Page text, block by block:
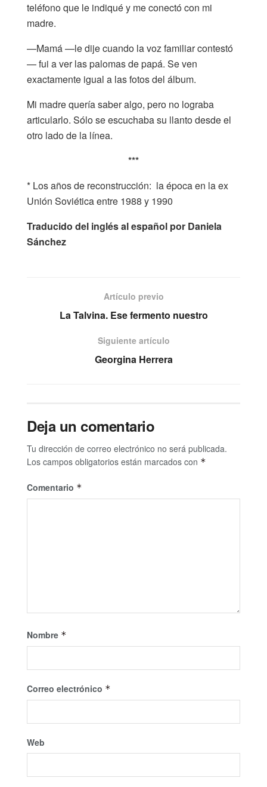
teléfono que le indiqué y me conectó con mi
madre.
—Mamá —le dije cuando la voz familiar contestó
— fui a ver las palomas de papá. Se ven
exactamente igual a las fotos del álbum.
Mi madre quería saber algo, pero no lograba
articularlo. Sólo se escuchaba su llanto desde el
otro lado de la línea.
***
* Los años de reconstrucción: la época en la ex
Unión Soviética entre 1988 y 1990
Traducido del inglés al español por Daniela
Sánchez
Artículo previo
La Talvina. Ese fermento nuestro
Siguiente artículo
Georgina Herrera
Deja un comentario
Tu dirección de correo electrónico no será publicada.
Los campos obligatorios están marcados con *
Comentario *
Nombre *
Correo electrónico *
Web